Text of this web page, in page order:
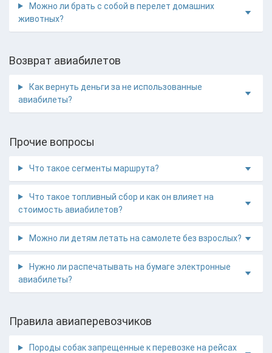
Можно ли брать с собой в перелет домашних
животных?
Возврат авиабилетов
Как вернуть деньги за не использованные
авиабилеты?
Прочие вопросы
Что такое сегменты маршрута?
Что такое топливный сбор и как он влияет на
стоимость авиабилетов?
Можно ли детям летать на самолете без взрослых?
Нужно ли распечатывать на бумаге электронные
авиабилеты?
Правила авиаперевозчиков
Породы собак запрещенные к перевозке на рейсах